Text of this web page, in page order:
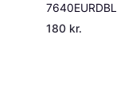
180 kr.